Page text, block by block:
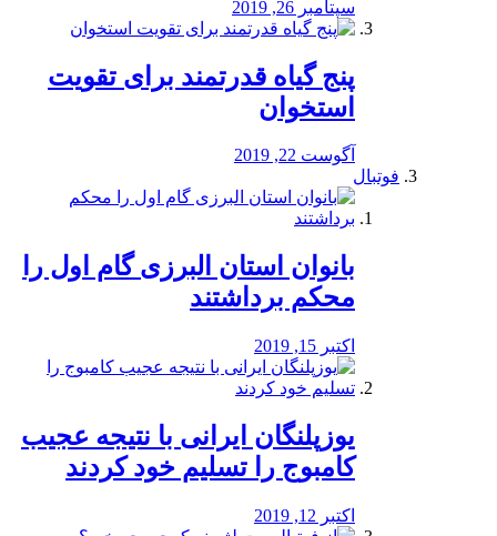
سپتامبر 26, 2019
پنج گیاه قدرتمند برای تقویت
استخوان
آگوست 22, 2019
فوتبال
بانوان استان البرزی گام اول را
محكم برداشتند
اکتبر 15, 2019
یوزپلنگان ایرانی با نتیجه عجیب
کامبوج را تسلیم خود کردند
اکتبر 12, 2019